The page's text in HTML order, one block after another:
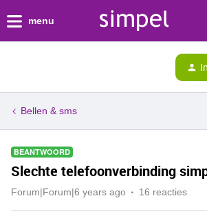
menu
Bellen & sms
BEANTWOORD
Slechte telefoonverbinding
Forum|Forum|6 years ago 16 reacties